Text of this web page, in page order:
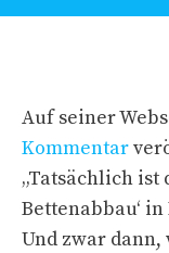
Auf seiner
Kommentar
„Tatsächlich ist
Bettenabbau‘
Und zwar